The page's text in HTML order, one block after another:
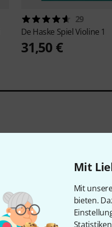
Mit
Mit
bieten.
29
De Haske Spiel Violine 1
31,50 €